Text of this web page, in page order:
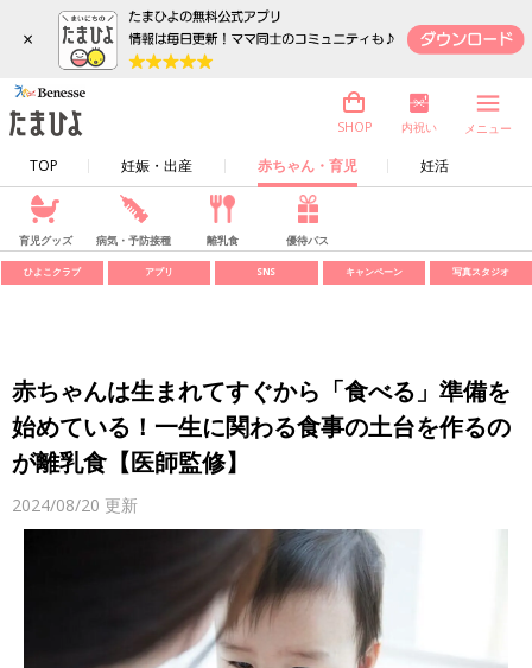
×
TOP 妊娠・出産 赤ちゃん・育児 妊活
SHOP 内祝い メニュー
育児グッズ 病気・予防接種 離乳食 優待パス
ひよこクラブ アプリ SNS キャンペーン 写真スタジオ
赤ちゃんは生まれてすぐから「食べる」準備を
始めている！一生に関わる食事の土台を作るの
が離乳食【医師監修】
2024/08/20 更新